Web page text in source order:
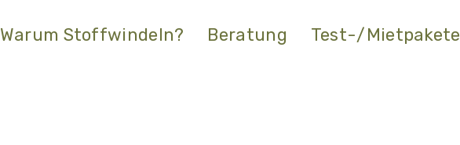
Warum Stoffwindeln? Beratung Test-/Mietpakete